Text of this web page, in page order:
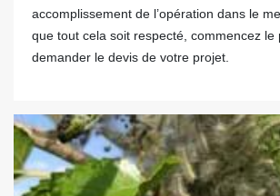
accomplissement de l’opération dans le
que tout cela soit respecté, commencez le
demander le devis de votre projet.